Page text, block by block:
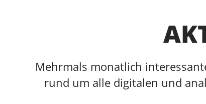
Mehrmals monatlich
rund um alle digitalen und